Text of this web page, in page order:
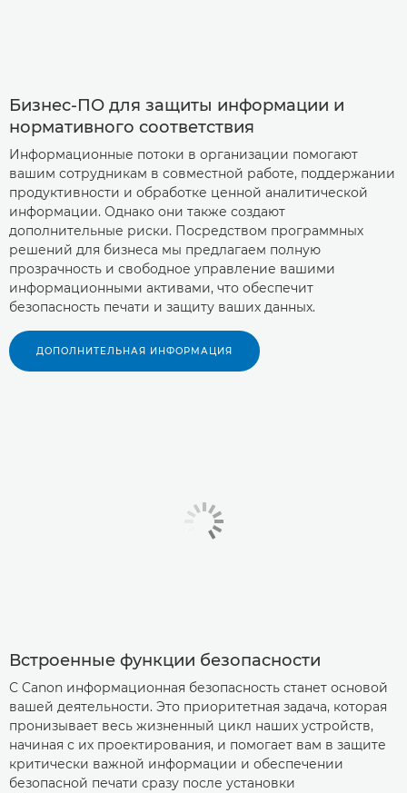
Бизнес-ПО для защиты информации и
нормативного соответствия
Информационные потоки в организации помогают
вашим сотрудникам в совместной работе, поддержании
продуктивности и обработке ценной аналитической
информации. Однако они также создают
дополнительные риски. Посредством программных
решений для бизнеса мы предлагаем полную
прозрачность и свободное управление вашими
информационными активами, что обеспечит
безопасность печати и защиту ваших данных.
ДОПОЛНИТЕЛЬНАЯ ИНФОРМАЦИЯ
Встроенные функции безопасности
С Canon информационная безопасность станет основой
вашей деятельности. Это приоритетная задача, которая
пронизывает весь жизненный цикл наших устройств,
начиная с их проектирования, и помогает вам в защите
критически важной информации и обеспечении
безопасной печати сразу после установки